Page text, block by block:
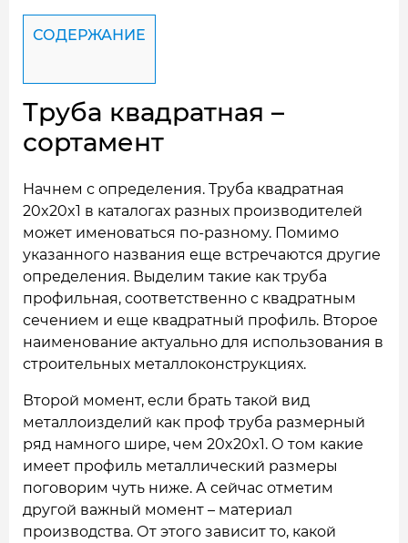
СОДЕРЖАНИЕ
Труба квадратная –
сортамент
Начнем с определения. Труба квадратная
20x20x1 в каталогах разных производителей
может именоваться по-разному. Помимо
указанного названия еще встречаются другие
определения. Выделим такие как труба
профильная, соответственно с квадратным
сечением и еще квадратный профиль. Второе
наименование актуально для использования в
строительных металлоконструкциях.
Второй момент, если брать такой вид
металлоизделий как проф труба размерный
ряд намного шире, чем 20x20x1. О том какие
имеет профиль металлический размеры
поговорим чуть ниже. А сейчас отметим
другой важный момент – материал
производства. От этого зависит то, какой